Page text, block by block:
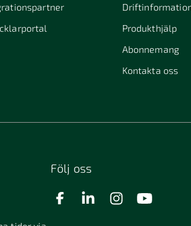
Produkthjälp
Abonnemang
Kontakta oss
Följ oss